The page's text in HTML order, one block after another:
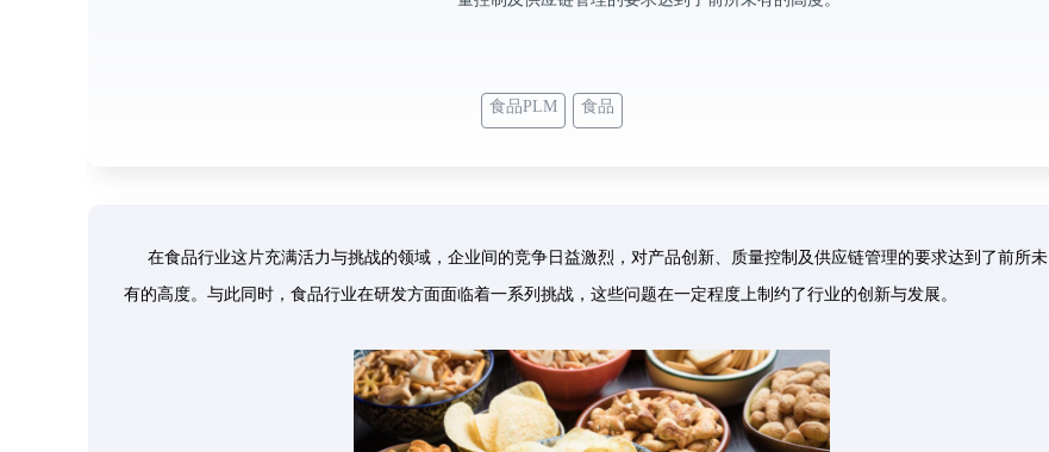
食品PLM 食品
在食品行业这片充满活力与挑战的领域，企业间的竞争日益激烈，对产品创新、质量控制及供应链管理的要求达到了前所未
有的高度。与此同时，食品行业在研发方面面临着一系列挑战，这些问题在一定程度上制约了行业的创新与发展。